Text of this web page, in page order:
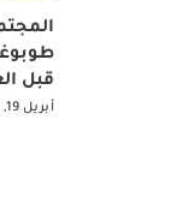
قبل
أبريل 19, 2020